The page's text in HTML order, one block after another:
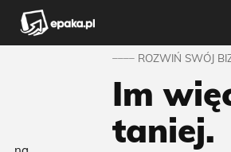
ROZWIŃ SWÓJ BIZNES
Im więcej
taniej.